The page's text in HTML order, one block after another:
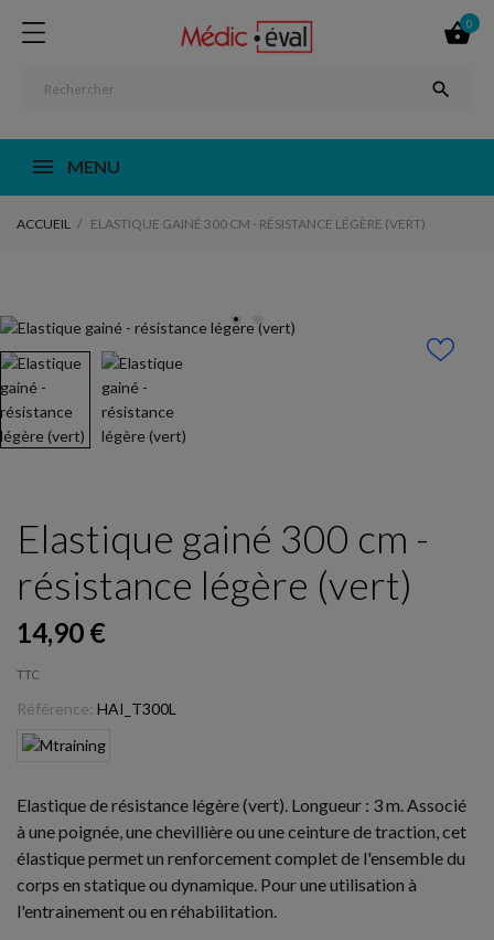

0

MENU
ACCUEIL ELASTIQUE GAINÉ 300 CM - RÉSISTANCE LÉGÈRE (VERT)
Elastique gainé 300 cm -
résistance légère (vert)
14,90 €
TTC
Référence: HAI_T300L
Elastique de résistance légère (vert). Longueur : 3 m. Associé
à une poignée, une chevillière ou une ceinture de traction, cet
élastique permet un renforcement complet de l'ensemble du
corps en statique ou dynamique. Pour une utilisation à
l'entrainement ou en réhabilitation.